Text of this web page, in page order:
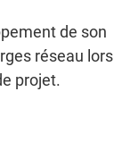
de son
réseau lors
projet.